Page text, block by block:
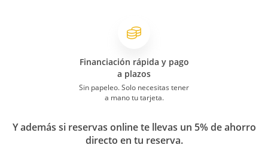
Financiación rápida y pago
a plazos
Sin papeleo. Solo necesitas tener
a mano tu tarjeta.
Y además si reservas online te llevas un 5% de ahorro
directo en tu reserva.